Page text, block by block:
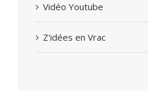
Vidéo Youtube
Z'idées en Vrac